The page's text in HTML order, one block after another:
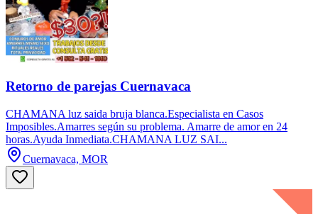
Retorno de parejas Cuernavaca
CHAMANA luz saida bruja blanca.Especialista en Casos
Imposibles.Amarres según su problema. Amarre de amor en 24
horas.Ayuda Inmediata.CHAMANA LUZ SAI...
Cuernavaca, MOR